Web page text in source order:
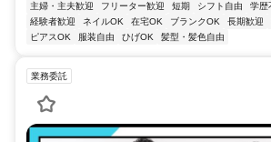
主婦・主夫歓迎 フリーター歓迎 短期 シフト自由 学歴
経験者歓迎
ネイルOK 在宅OK ブランクOK 長期歓迎
ピアスOK
服装自由 ひげOK 髪型・髪色自由
業務委託